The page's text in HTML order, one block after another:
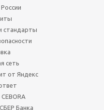
стандарты
сеть
от Яндекс
Банка